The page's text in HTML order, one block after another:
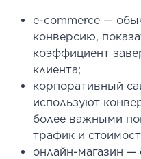
e-commerce —
конверсию,
коэффициент
клиента;
корпоративный
используют
более важными
трафик и
онлайн-магазин —